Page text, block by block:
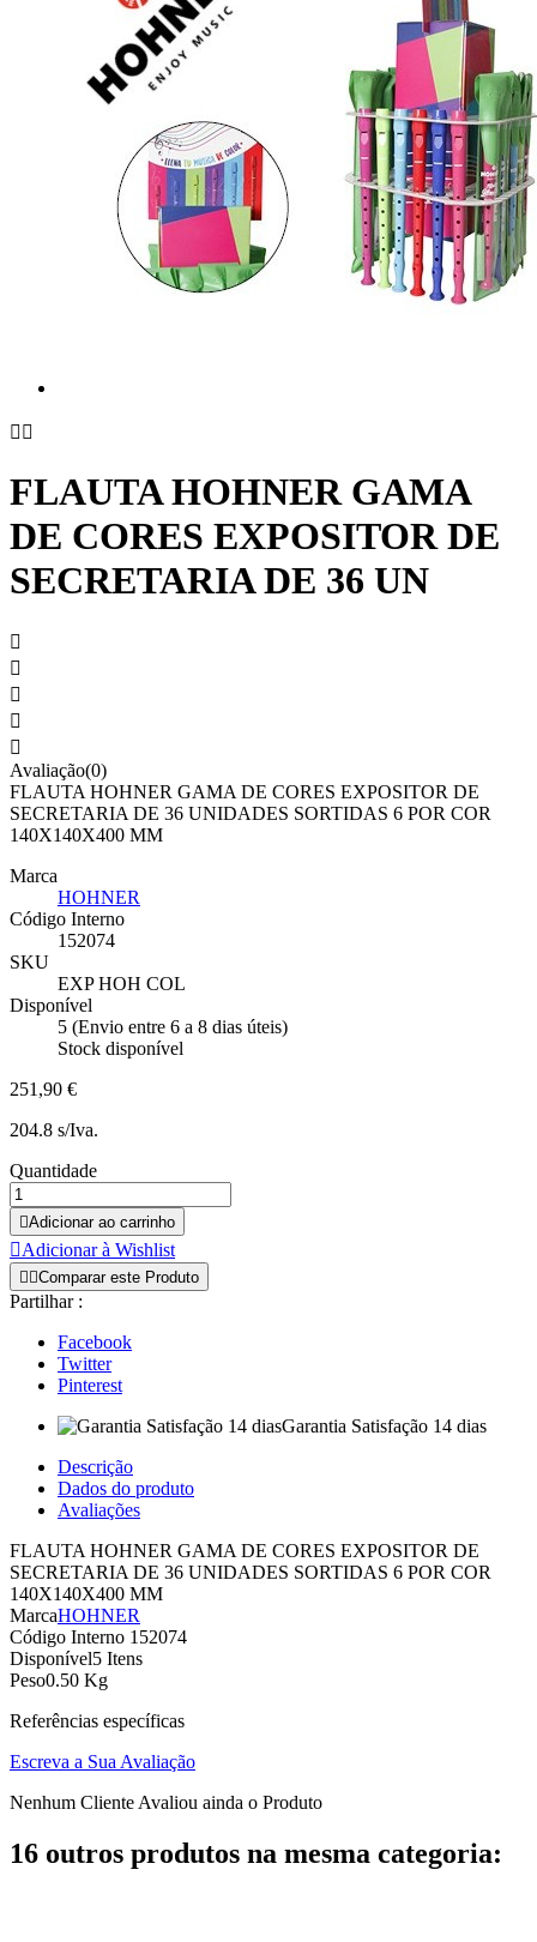
 
FLAUTA HOHNER GAMA
DE CORES EXPOSITOR DE
SECRETARIA DE 36 UN





Avaliação(0)
FLAUTA HOHNER GAMA DE CORES EXPOSITOR DE
SECRETARIA DE 36 UNIDADES SORTIDAS 6 POR COR
140X140X400 MM
Marca
HOHNER
Código Interno
152074
SKU
EXP HOH COL
Disponível
5 (Envio entre 6 a 8 dias úteis)
Stock disponível
251,90 €
204.8 s/Iva.
Quantidade
Adicionar ao carrinho
Adicionar à Wishlist
 Comparar este Produto
Partilhar :
Facebook
Twitter
Pinterest
Garantia Satisfação 14 dias
Descrição
Dados do produto
Avaliações
FLAUTA HOHNER GAMA DE CORES EXPOSITOR DE
SECRETARIA DE 36 UNIDADES SORTIDAS 6 POR COR
140X140X400 MM
MarcaHOHNER
Código Interno 152074
Disponível5 Itens
Peso0.50 Kg
Referências específicas
Escreva a Sua Avaliação
Nenhum Cliente Avaliou ainda o Produto
16 outros produtos na mesma categoria: